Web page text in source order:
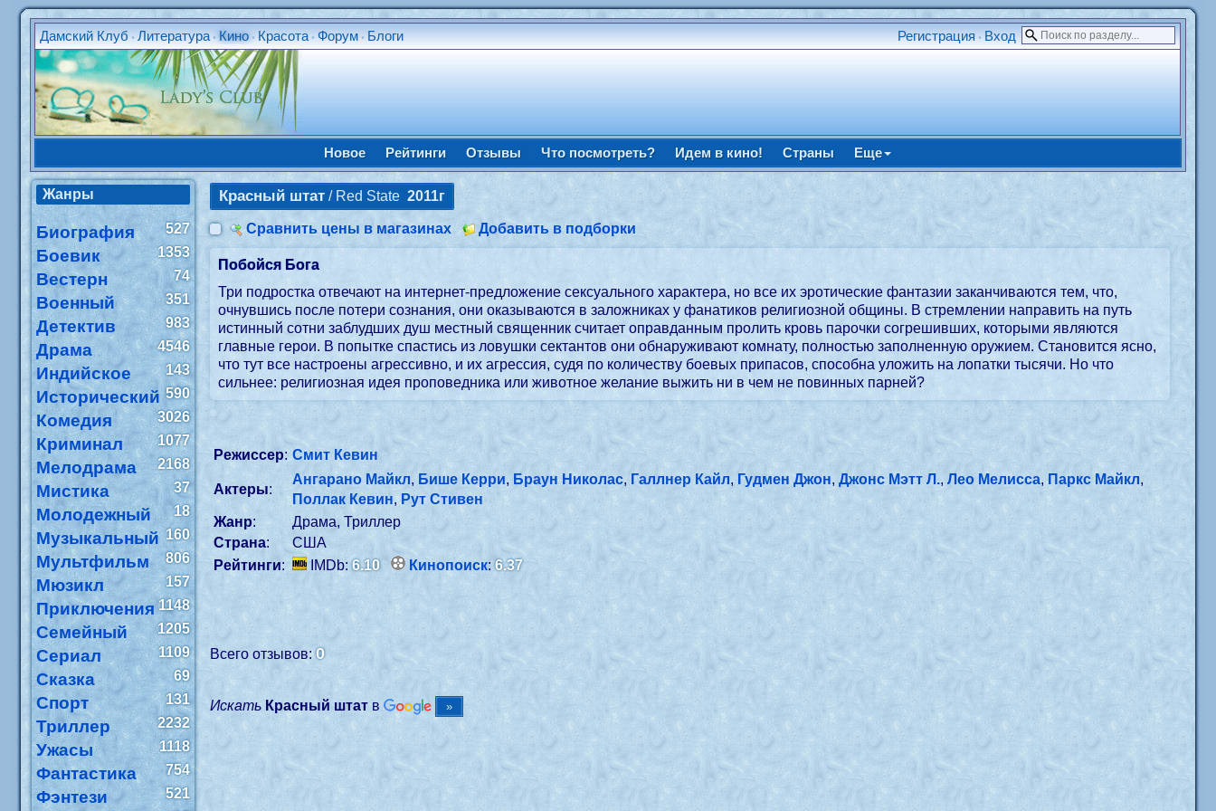
Дамский Клуб •Литература •Кино • Красота •Форум • Блоги Регистрация • Вход
Новое Рейтинги Отзывы Что посмотреть? Идем в кино! Страны Еще
Жанры
Биография 527
Боевик 1353
Вестерн 74
Военный 351
Детектив 983
Драма 4546
Индийское 143
Исторический 590
Комедия 3026
Криминал 1077
Мелодрама 2168
Мистика 37
Молодежный 18
Музыкальный 160
Мультфильм 806
Мюзикл 157
Приключения 1148
Семейный 1205
Сериал 1109
Сказка 69
Спорт 131
Триллер 2232
Ужасы 1118
Фантастика 754
Фэнтези
521
Красный штат / Red State2011г
Сравнить цены в магазинах Добавить в подборки
Побойся Бога
Три подростка отвечают на интернет-предложение сексуального характера, но все их эротические фантазии заканчиваются тем, что,
очнувшись после потери сознания, они оказываются в заложниках у фанатиков религиозной общины. В стремлении направить на путь
истинный сотни заблудших душ местный священник считает оправданным пролить кровь парочки согрешивших, которыми являются
главные герои. В попытке спастись из ловушки сектантов они обнаруживают комнату, полностью заполненную оружием. Становится ясно,
что тут все настроены агрессивно, и их агрессия, судя по количеству боевых припасов, способна уложить на лопатки тысячи. Но что
сильнее: религиозная идея проповедника или животное желание выжить ни в чем не повинных парней?
Режиссер: Смит Кевин
Актеры:
Ангарано Майкл, Бише Керри, Браун Николас, Галлнер Кайл, Гудмен Джон,Джонс Мэтт Л.,Лео Мелисса, Паркс Майкл,
Поллак Кевин,Рут Стивен
Жанр:
Драма, Триллер
Страна:
США
Рейтинги: IMDb:6.10 Кинопоиск:6.37
Всего отзывов:0
Искать Красный штатв